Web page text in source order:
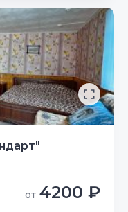
от 4200 ₽